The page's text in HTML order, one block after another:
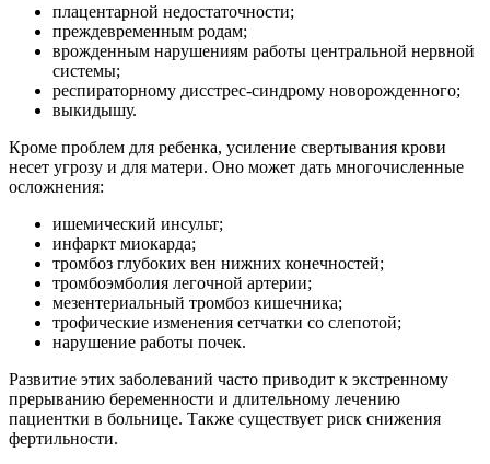
плацентарной недостаточности;
преждевременным родам;
врожденным нарушениям работы центральной нервной
системы;
респираторному дисстрес-синдрому новорожденного;
выкидышу.
Кроме проблем для ребенка, усиление свертывания крови
несет угрозу и для матери. Оно может дать многочисленные
осложнения:
ишемический инсульт;
инфаркт миокарда;
тромбоз глубоких вен нижних конечностей;
тромбоэмболия легочной артерии;
мезентериальный тромбоз кишечника;
трофические изменения сетчатки со слепотой;
нарушение работы почек.
Развитие этих заболеваний часто приводит к экстренному
прерыванию беременности и длительному лечению
пациентки в больнице. Также существует риск снижения
фертильности.